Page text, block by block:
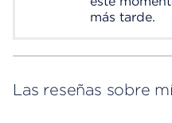
más tarde.
Las reseñas sobre